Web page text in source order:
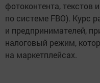
фотоконтента, текстов
по системе FBO). Курс
и предпринимателей,
налоговый режим,
на маркетплейсах.